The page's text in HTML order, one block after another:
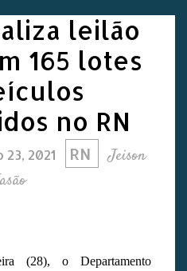
leilão
165 lotes
no RN
2021 RN
Jeison
(28), o Departamento